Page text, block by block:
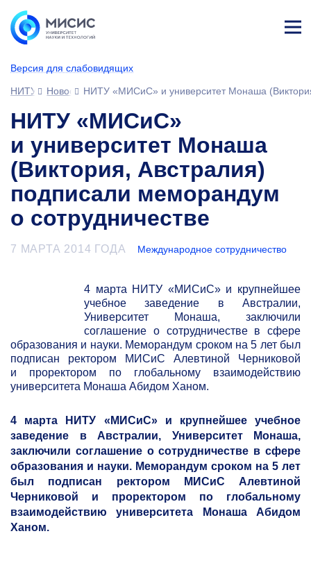
Версия для слабовидящих
ине
НИТУ МИСИС
НовостиНИТУ «МИСиС» и университет Монаша
НИТУ «МИСиС»
и университет Монаша
(Виктория, Австралия)
подписали меморандум
о сотрудничестве
7 МАРТА 2014 ГОДА Международное сотрудничество
4 марта НИТУ «МИСиС» и крупнейшее
учебное заведение в Австралии,
Университет Монаша, заключили
соглашение о сотрудничестве в сфере
образования и науки. Меморандум сроком на 5 лет был
подписан ректором МИСиС Алевтиной Черниковой
и проректором по глобальному взаимодействию
университета Монаша Абидом Ханом.
4 марта НИТУ «МИСиС» и крупнейшее учебное
заведение в Австралии, Университет Монаша,
заключили соглашение о сотрудничестве в сфере
образования и науки. Меморандум сроком на 5 лет
был подписан ректором МИСиС Алевтиной
Черниковой и проректором по глобальному
взаимодействию университета Монаша Абидом
Ханом.